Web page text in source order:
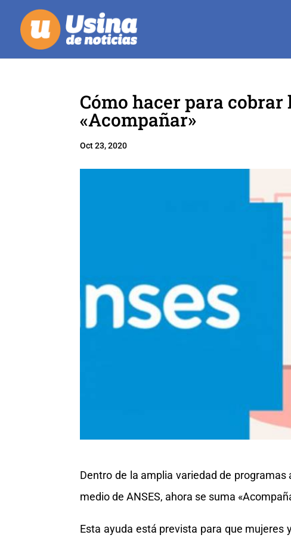
Cómo hacer para cobrar
«Acompañar»
Oct 23, 2020
Dentro de la amplia variedad de
medio de ANSES, ahora se suma
Esta ayuda está prevista para que mujeres